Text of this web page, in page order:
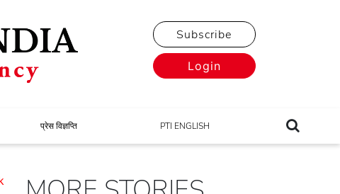
Subscribe
Login
प्रेस विज्ञप्ति PTI ENGLISH